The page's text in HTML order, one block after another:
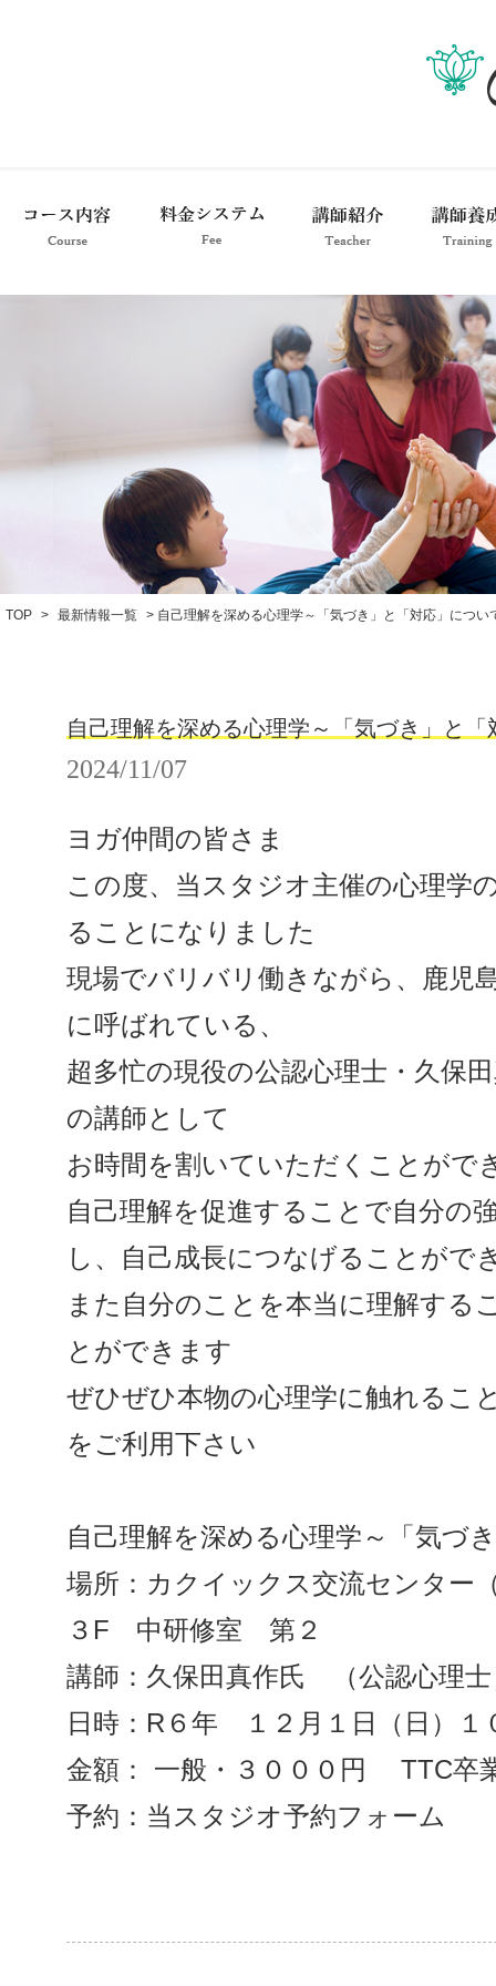
TOP > 最新情報一覧 > 自己理解を深める心理学～「気づき」と「対応」につい
自己理解を深める心理学～「気づき」と
2024/11/07
ヨガ仲間の皆さま
この度、当スタジオ主催の心理学
ることになりました
現場でバリバリ働きながら、鹿児
に呼ばれている、
超多忙の現役の公認心理士・久保
の講師として
お時間を割いていただくことがで
自己理解を促進することで自分の
し、自己成長につなげることがで
また自分のことを本当に理解する
とができます
ぜひぜひ本物の心理学に触れるこ
をご利用下さい
自己理解を深める心理学～「気づ
場所：カクイックス交流センタ
３F 中研修室 第２
講師：久保田真作氏 （公認心理士
日時：R６年 １２月１日（日）１
金額： 一般・３０００円 TTC卒
予約：当スタジオ予約フォーム